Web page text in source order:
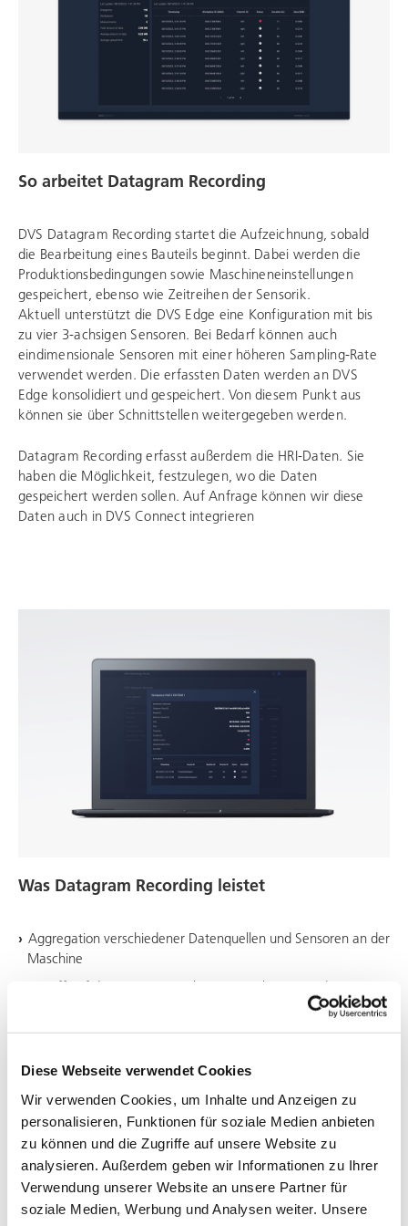
Diese Webseite verwendet Cookies
Wir verwenden Cookies, um Inhalte und Anzeigen zu
personalisieren, Funktionen für soziale Medien anbieten
zu können und die Zugriffe auf unsere Website zu
analysieren. Außerdem geben wir Informationen zu Ihrer
Verwendung unserer Website an unsere Partner für
soziale Medien, Werbung und Analysen weiter. Unsere
So arbeitet Datagram Recording
DVS Datagram Recording startet die Aufzeichnung, sobald
die Bearbeitung eines Bauteils beginnt. Dabei werden die
Produktionsbedingungen sowie Maschineneinstellungen
gespeichert, ebenso wie Zeitreihen der Sensorik.
Aktuell unterstützt die DVS Edge eine Konfiguration mit bis
zu vier 3-achsigen Sensoren. Bei Bedarf können auch
eindimensionale Sensoren mit einer höheren Sampling-Rate
verwendet werden. Die erfassten Daten werden an DVS
Edge konsolidiert und gespeichert. Von diesem Punkt aus
können sie über Schnittstellen weitergegeben werden.
Datagram Recording erfasst außerdem die HRI-Daten. Sie
haben die Möglichkeit, festzulegen, wo die Daten
gespeichert werden sollen. Auf Anfrage können wir diese
Daten auch in DVS Connect integrieren
Was Datagram Recording leistet
Aggregation verschiedener Datenquellen und Sensoren an der
Maschine
Zugriff auf die jüngsten Bearbeitungen über DVS Edge
Komprimierung der Bearbeitungsdaten
Vergleich aktueller mit historischen Bearbeitungen